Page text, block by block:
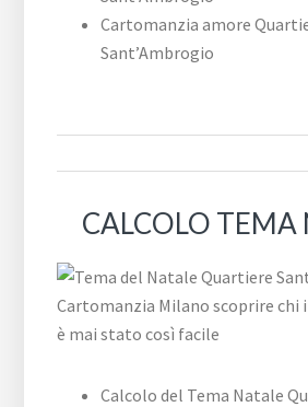
Cartomanzia amore
Sant’Ambrogio
CALCOLO TEMA
Calcolo del Tema Natale